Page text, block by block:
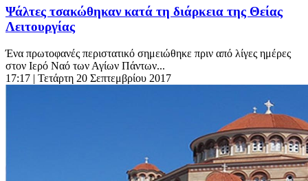
Ψάλτες τσακώθηκαν κατά τη διάρκεια της Θείας
Λειτουργίας
Ένα πρωτοφανές περιστατικό σημειώθηκε πριν από λίγες ημέρες
στον Ιερό Ναό των Αγίων Πάντων...
17:17 | Τετάρτη 20 Σεπτεμβρίου 2017